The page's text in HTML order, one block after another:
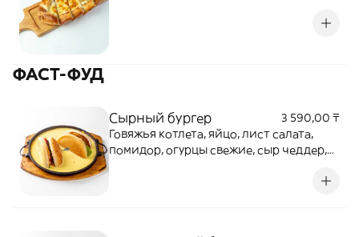
ФАСТ-ФУД
Сырный бургер
3 590,00 ₸
Говяжья котлета, яйцо, лист салата,
помидор, огурцы свежие, сыр чеддер,